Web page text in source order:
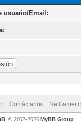
usuario/Email:
Contáctanos NetGamer.cl
, © 2002-2026 MyBB Group